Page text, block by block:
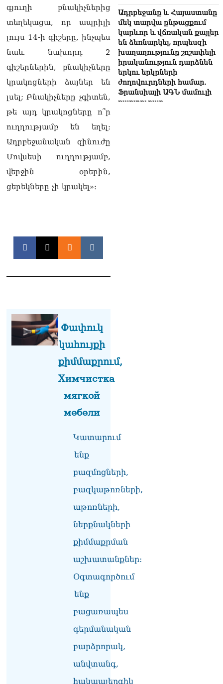
գյուղի բնակիչներից
տեղեկացա, որ ապրիլի
լույս 14-ի գիշերը, ինչպես
նաև նախորդ 2
գիշերներին, բնակիչները
կրակոցների ձայներ են
լսել; Բնակիչները չգիտեն,
թե այդ կրակոցները ո՞ր
ուղղությամբ են եղել։
Ադրբեջանական զինուժը
Մովսեսի ուղղությամբ,
վերջին օրերին,
ցերեկները չի կրակել»։
Փափուկ
կահույքի
քիմմաքրում,
Химчистка
мягкой
мебели
Կատարում
ենք
բազմոցների,
բազկաթոռների,
աթոռների,
ներքնակների
քիմմաքրման
աշխատանքներ:
Օգտագործում
ենք
բացառապես
գերմանական
բարձրորակ,
անվտանգ,
հակաալերգիկ
Ադրբեջանը և Հայաստանը
մեկ տարվա ընթացքում
կարևոր և վճռական քայլեր
են ձեռնարկել, որպեսզի
խաղաղությունը շոշափելի
իրականություն դարձնեն
երկու երկրների
ժողովուրդների համար․
Ֆրանսիայի ԱԳՆ մամուլի
քարտուղար
«Ցավոք, կլինեն շրջաններ,
որտեղ կտեղա կարկուտ»․
մտահոգված է Հայ
իրավիճակով
08.08.2026
«Հրապարակ». Հայկ
պաշտոնյաների կանայք էլ
կան
08.08.2026
Ի՞նչն է պակասում
լիակատար երջանկության
08.08.2026
Խաղաղությունն անշրջելի
դարձնելու համար
«Լեռնային Ղարաբաղի